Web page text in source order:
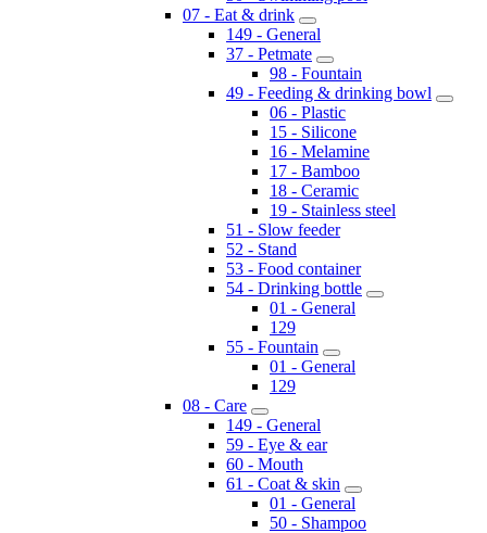
07 - Eat & drink
149 - General
37 - Petmate
98 - Fountain
49 - Feeding & drinking bowl
06 - Plastic
15 - Silicone
16 - Melamine
17 - Bamboo
18 - Ceramic
19 - Stainless steel
51 - Slow feeder
52 - Stand
53 - Food container
54 - Drinking bottle
01 - General
129
55 - Fountain
01 - General
129
08 - Care
149 - General
59 - Eye & ear
60 - Mouth
61 - Coat & skin
01 - General
50 - Shampoo